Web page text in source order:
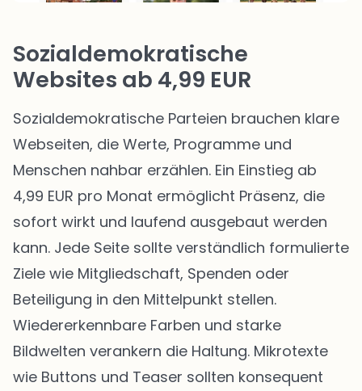
Sozialdemokratische
Websites ab 4,99 EUR
Sozialdemokratische Parteien brauchen klare
Webseiten, die Werte, Programme und
Menschen nahbar erzählen. Ein Einstieg ab
4,99 EUR pro Monat ermöglicht Präsenz, die
sofort wirkt und laufend ausgebaut werden
kann. Jede Seite sollte verständlich formulierte
Ziele wie Mitgliedschaft, Spenden oder
Beteiligung in den Mittelpunkt stellen.
Wiedererkennbare Farben und starke
Bildwelten verankern die Haltung. Mikrotexte
wie Buttons und Teaser sollten konsequent